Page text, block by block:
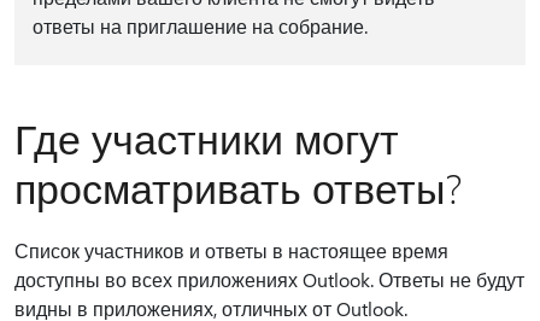
ответы на приглашение на собрание.
Где участники могут
просматривать ответы?
Список участников и ответы в настоящее время
доступны во всех приложениях Outlook. Ответы не будут
видны в приложениях, отличных от Outlook.